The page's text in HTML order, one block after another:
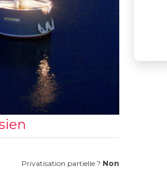
Privatisation partielle ? Non